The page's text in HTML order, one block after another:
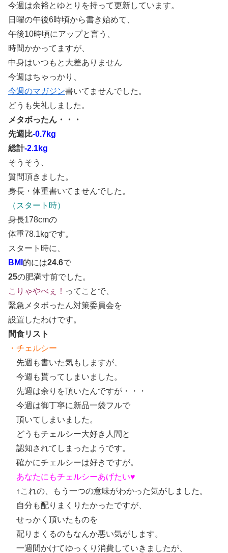
今週は余裕とゆとりを持って更新しています。
日曜の午後6時頃から書き始めて、
午後10時頃にアップと言う、
時間かかってますが、
中身はいつもと大差ありません
今週はちゃっかり、
今週のマガジン書いてませんでした。
どうも失礼しました。
メタボったん・・・
先週比-0.7kg
総計-2.1kg
そうそう、
質問頂きました。
身長・体重書いてませんでした。
（スタート時）
身長178cmの
体重78.1kgです。
スタート時に、
BMI 的には24.6で
25の肥満寸前でした。
こりゃやべぇ！ ってことで、
緊急メタボったん対策委員会を
設置したわけです。
間食リスト
・チェルシー
先週も書いた気もしますが、
今週も貰ってしまいました。
先週は余りを頂いたんですが・・・
今週は御丁寧に新品一袋フルで
頂いてしまいました。
どうもチェルシー大好き人間と
認知されてしまったようです。
確かにチェルシーは好きですが。
あなたにもチェルシーあげたい♥
↑これの、もう一つの意味がわかった気がしました。
自分も配りまくりたかったですが、
せっかく頂いたものを
配りまくるのもなんか悪い気がします。
一週間かけてゆっくり消費していきましたが、